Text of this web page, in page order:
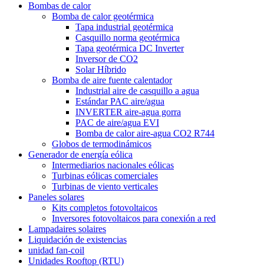
Bombas de calor
Bomba de calor geotérmica
Tapa industrial geotérmica
Casquillo norma geotérmica
Tapa geotérmica DC Inverter
Inversor de CO2
Solar Híbrido
Bomba de aire fuente calentador
Industrial aire de casquillo a agua
Estándar PAC aire/agua
INVERTER aire-agua gorra
PAC de aire/agua EVI
Bomba de calor aire-agua CO2 R744
Globos de termodinámicos
Generador de energía eólica
Intermediarios nacionales eólicas
Turbinas eólicas comerciales
Turbinas de viento verticales
Paneles solares
Kits completos fotovoltaicos
Inversores fotovoltaicos para conexión a red
Lampadaires solaires
Liquidación de existencias
unidad fan-coil
Unidades Rooftop (RTU)